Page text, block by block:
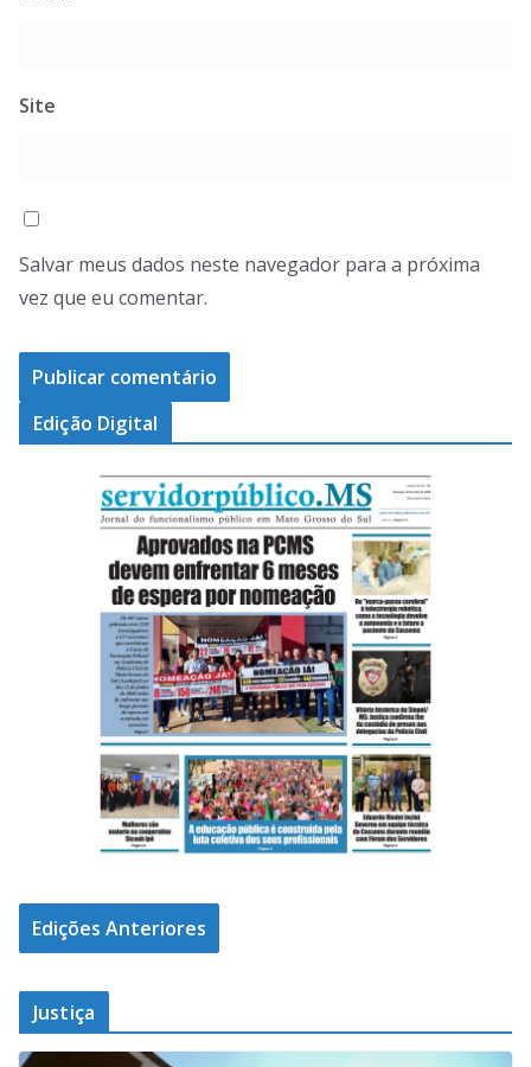
Site
Salvar meus dados neste navegador para a próxima
vez que eu comentar.
Edição Digital
Edições Anteriores
Justiça